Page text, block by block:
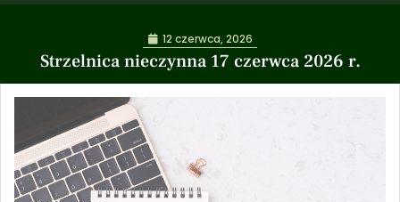
Strzelnica nieczynna 17 czerwca 2026 r.
12 czerwca, 2026